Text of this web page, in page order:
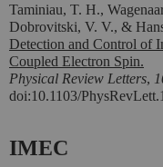
Taminiau, T. H.,
Dobrovitski, V. V., &
Detection and Control of
Coupled Electron Spin.
Physical Review Letters,
doi:10.1103/
IMEC